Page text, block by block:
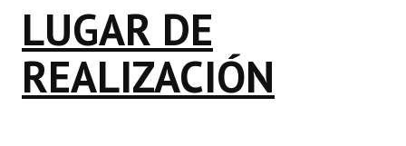
LUGAR DE
REALIZACIÓN